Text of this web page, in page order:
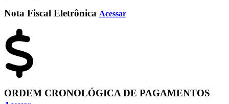
Nota Fiscal Eletrônica Acessar
ORDEM CRONOLÓGICA DE PAGAMENTOS